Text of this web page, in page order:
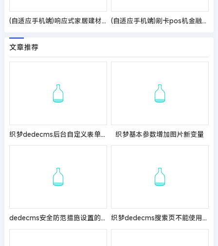
(自适应手机端)响应式家居建材类网站pbootcms模板 HTML5办公家具桌椅类网站源码 (自适应手机端)刷卡pos机金融数据支付电子科技公司网站pbootcms模板 移动支付设备pos机网站源码
文章推荐
织梦dedecms后台自定义表单添加搜索功能 织梦基本参数增加图片新变量
dedecms安全防范措施设置的集锦大全 织梦dedecms搜索页不能使用arclist等标签的解决方法